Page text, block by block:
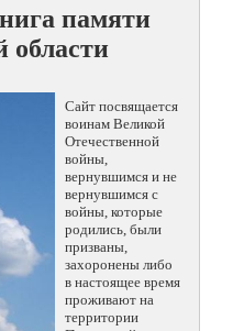
памяти
области
Сайт посвящается
воинам Великой
Отечественной
войны,
вернувшимся и не
вернувшимся с
войны, которые
родились, были
призваны,
захоронены либо
в настоящее время
проживают на
территории